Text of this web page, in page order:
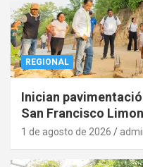
REGIONAL
Inician
San Francisco
1 de agosto de 2026